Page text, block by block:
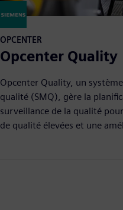
OPCENTER
Opcenter Quality
Opcenter Quality, un
qualité (SMQ), gère la
surveillance de la qualité
de qualité élevées et une